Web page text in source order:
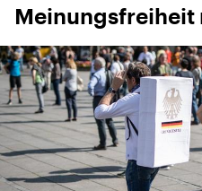
Meinungsfreiheit